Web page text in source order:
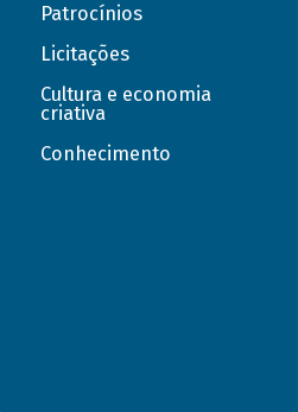
Patrocínios
Licitações
Cultura e economia
criativa
Conhecimento